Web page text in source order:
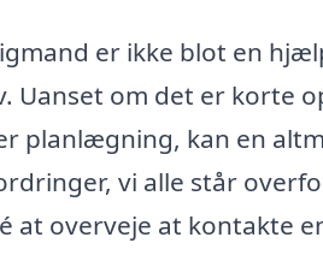
er ikke blot en
Uanset om det er korte
planlægning, kan en
vi alle står
at overveje at kontakte